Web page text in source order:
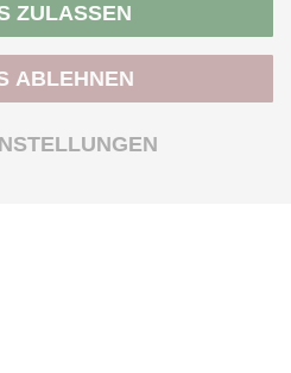
ZULASSEN
ABLEHNEN